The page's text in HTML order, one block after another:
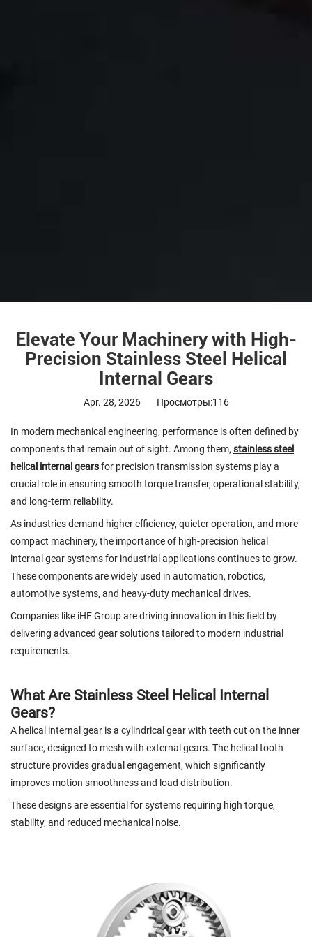
Elevate Your Machinery with High-
Precision Stainless Steel Helical
Internal Gears
Apr. 28, 2026 Просмотры:116
In modern mechanical engineering, performance is often defined by
components that remain out of sight. Among them, stainless steel
helical internal gearsfor precision transmission systems play a
crucial role in ensuring smooth torque transfer, operational stability,
and long-term reliability.
As industries demand higher efficiency, quieter operation, and more
compact machinery, the importance of high-precision helical
internal gear systems for industrial applications continues to grow.
These components are widely used in automation, robotics,
automotive systems, and heavy-duty mechanical drives.
Companies like iHF Group are driving innovation in this field by
delivering advanced gear solutions tailored to modern industrial
requirements.
What Are Stainless Steel Helical Internal
Gears?
A helical internal gear is a cylindrical gear with teeth cut on the inner
surface, designed to mesh with external gears. The helical tooth
structure provides gradual engagement, which significantly
improves motion smoothness and load distribution.
These designs are essential for systems requiring high torque,
stability, and reduced mechanical noise.